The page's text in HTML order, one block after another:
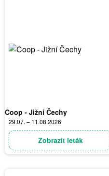
Coop - Jižní Čechy
29.07. – 11.08.2026
Zobrazit leták